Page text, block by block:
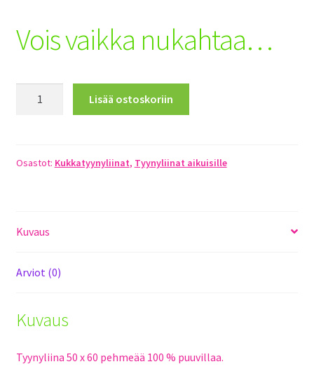
Maksuehdot
Registration
Vois vaikka nukahtaa…
Lisää ostoskoriin
Osastot: Kukkatyynyliinat, Tyynyliinat aikuisille
Kuvaus
Arviot (0)
Kuvaus
Tyynyliina 50 x 60 pehmeää 100 % puuvillaa.